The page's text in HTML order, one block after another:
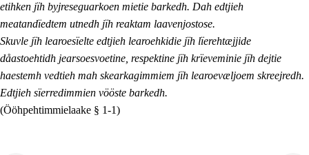
etihken jïh byjreseguarkoen mietie barkedh. Dah edtjieh
meatandïedtem utnedh jïh reaktam laavenjostose.
Skuvle jïh learoesïelte edtjieh learoehkidie jïh lïerehtæjjide
dåastoehtidh jearsoesvoetine, respektine jïh krïeveminie jïh dejtie
haestemh vedtieh mah skearkagimmiem jïh learoevæljoem skreejredh.
Edtjieh sïerredimmien vööste barkedh.
(Ööhpehtimmielaake § 1-1)